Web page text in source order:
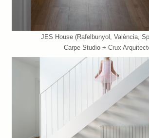
JES House (Rafelbunyol, València,
Carpe Studio + Crux